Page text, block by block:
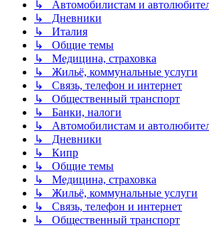
↳ Автомобилистам и
↳ Дневники
↳ Италия
↳ Общие темы
↳ Медицина, страховка
↳ Жильё, коммунальные услуги
↳ Связь, телефон и интернет
↳ Общественный транспорт
↳ Банки, налоги
↳ Автомобилистам и
↳ Дневники
↳ Кипр
↳ Общие темы
↳ Медицина, страховка
↳ Жильё, коммунальные услуги
↳ Связь, телефон и интернет
↳ Общественный транспорт